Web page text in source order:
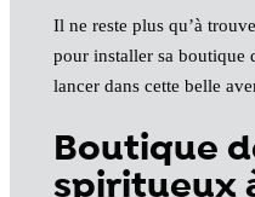
Il ne reste plus qu’à
pour installer sa boutique
lancer dans cette belle
Boutique
spiritueux